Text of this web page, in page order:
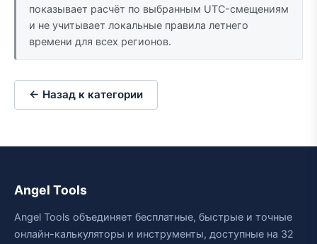
показывает расчёт по выбранным UTC-смещениям
и не учитывает локальные правила летнего
времени для всех регионов.
← Назад к категории
Angel Tools
Angel Tools объединяет бесплатные, быстрые и точные
онлайн-калькуляторы и инструменты, доступные на 32